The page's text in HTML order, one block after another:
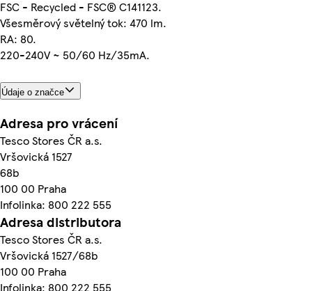
FSC - Recycled - FSC® C141123.
Všesměrový světelný tok: 470 lm.
RA: 80.
220-240V ~ 50/60 Hz/35mA.
Údaje o značce
Adresa pro vrácení
Tesco Stores ČR a.s.
Vršovická 1527
68b
100 00 Praha
Infolinka: 800 222 555
Adresa distributora
Tesco Stores ČR a.s.
Vršovická 1527/68b
100 00 Praha
Infolinka: 800 222 555